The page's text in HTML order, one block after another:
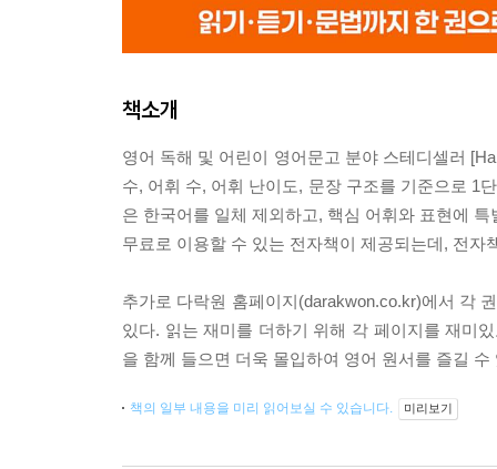
책소개
영어 독해 및 어린이 영어문고 분야 스테디셀러
수, 어휘 수, 어휘 난이도, 문장 구조를 기준으로 1
은 한국어를 일체 제외하고, 핵심 어휘와 표현에
무료로 이용할 수 있는 전자책이 제공되는데, 전
추가로 다락원 홈페이지(darakwon.co.kr)에서 각
있다. 읽는 재미를 더하기 위해 각 페이지를 재미
을 함께 들으면 더욱 몰입하여 영어 원서를 즐길 수
책의 일부 내용을 미리 읽어보실 수 있습니다. 미리보기